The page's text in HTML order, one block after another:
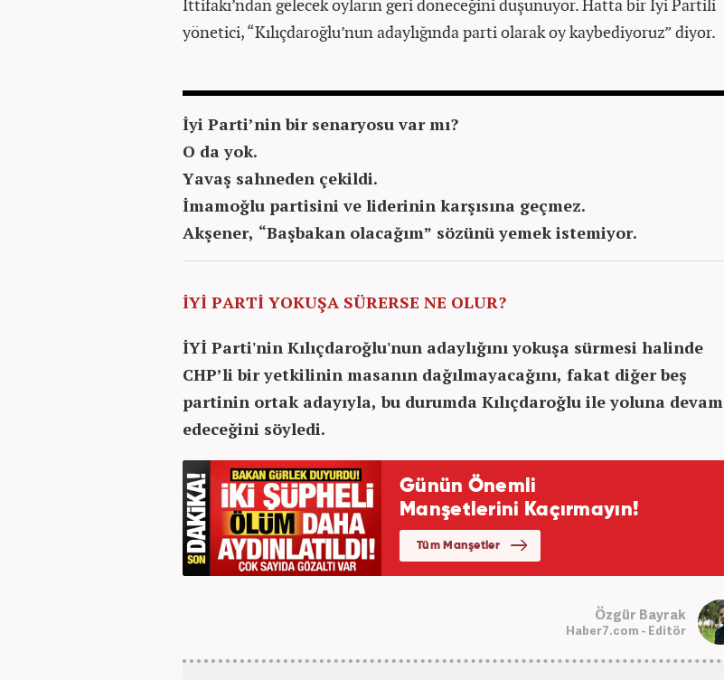
İttifakı’ndan gelecek oyların geri döneceğini düşünüyor. Hatta bir İyi Partili
yönetici, “Kılıçdaroğlu’nun adaylığında parti olarak oy kaybediyoruz” diyor.
İyi Parti’nin bir senaryosu var mı?
O da yok.
Yavaş sahneden çekildi.
İmamoğlu partisini ve liderinin karşısına geçmez.
Akşener, “Başbakan olacağım” sözünü yemek istemiyor.
İYİ PARTİ YOKUŞA SÜRERSE NE OLUR?
İYİ Parti'nin Kılıçdaroğlu'nun adaylığını yokuşa sürmesi halinde
CHP’li bir yetkilinin masanın dağılmayacağını, fakat diğer beş
partinin ortak adayıyla, bu durumda Kılıçdaroğlu ile yoluna devam
edeceğini söyledi.
Özgür Bayrak
Haber7.com - Editör